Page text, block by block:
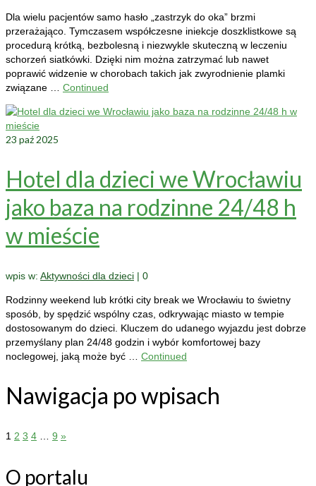
Dla wielu pacjentów samo hasło „zastrzyk do oka” brzmi
przerażająco. Tymczasem współczesne iniekcje doszklistkowe są
procedurą krótką, bezbolesną i niezwykle skuteczną w leczeniu
schorzeń siatkówki. Dzięki nim można zatrzymać lub nawet
poprawić widzenie w chorobach takich jak zwyrodnienie plamki
związane … Continued
23 paź 2025
Hotel dla dzieci we Wrocławiu
jako baza na rodzinne 24/48 h
w mieście
wpis w: Aktywności dla dzieci | 0
Rodzinny weekend lub krótki city break we Wrocławiu to świetny
sposób, by spędzić wspólny czas, odkrywając miasto w tempie
dostosowanym do dzieci. Kluczem do udanego wyjazdu jest dobrze
przemyślany plan 24/48 godzin i wybór komfortowej bazy
noclegowej, jaką może być … Continued
Nawigacja po wpisach
1 2 3 4 9 »
O portalu